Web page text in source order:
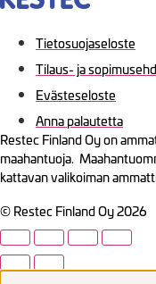
18,64 €.
Tietosuojaseloste
Tilaus- ja
Evästeseloste
Anna palautetta
Restec Finland Oy on
maahantuoja.
kattavan valikoiman
© Restec Finland Oy 2026